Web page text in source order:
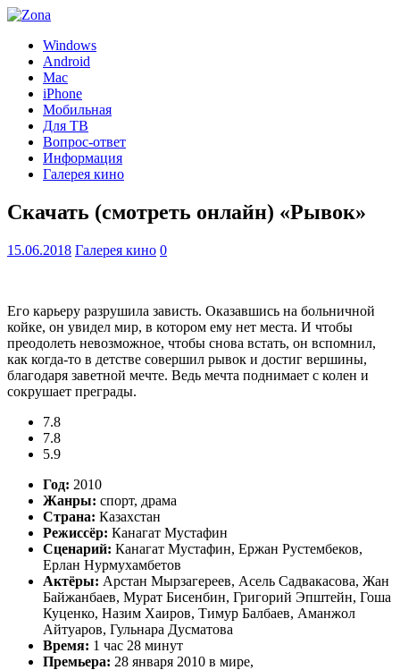
Windows
Android
Mac
iPhone
Мобильная
Для ТВ
Вопрос-ответ
Информация
Галерея кино
Скачать (смотреть онлайн) «Рывок»
15.06.2018 Галерея кино 0
Его карьеру разрушила зависть. Оказавшись на больничной
койке, он увидел мир, в котором ему нет места. И чтобы
преодолеть невозможное, чтобы снова встать, он вспомнил,
как когда-то в детстве совершил рывок и достиг вершины,
благодаря заветной мечте. Ведь мечта поднимает с колен и
сокрушает преграды.
7.8
7.8
5.9
Год: 2010
Жанры: спорт, драма
Страна: Казахстан
Режиссёр: Канагат Мустафин
Сценарий: Канагат Мустафин, Ержан Рустембеков,
Ерлан Нурмухамбетов
Актёры: Арстан Мырзагереев, Асель Садвакасова, Жан
Байжанбаев, Мурат Бисенбин, Григорий Эпштейн, Гоша
Куценко, Назим Хаиров, Тимур Балбаев, Аманжол
Айтуаров, Гульнара Дусматова
Время: 1 час 28 минут
Премьера: 28 января 2010 в мире,